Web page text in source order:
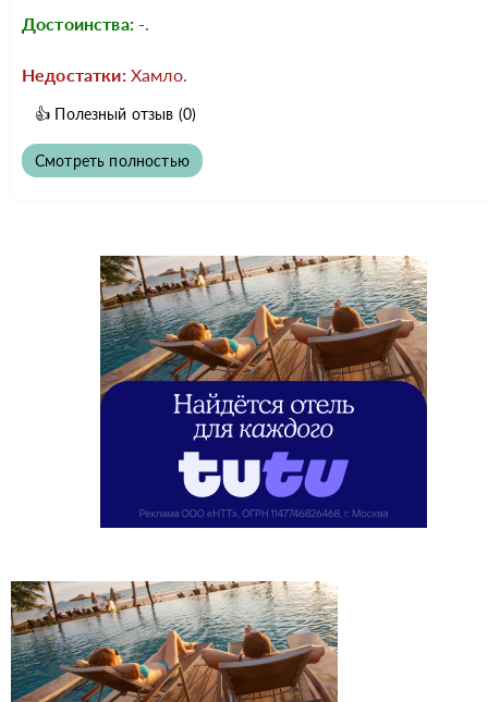
Достоинства: -.
Недостатки: Хамло.
👍 Полезный отзыв (0)
Смотреть полностью